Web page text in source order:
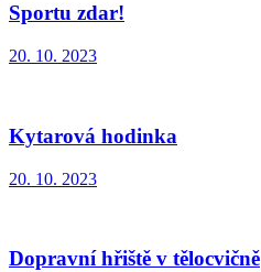
Sportu zdar!
20. 10. 2023
Kytarová hodinka
20. 10. 2023
Dopravní hřiště v tělocvičně